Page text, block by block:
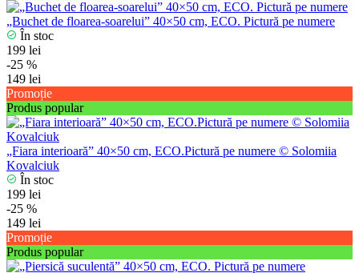
„Buchet de floarea-soarelui” 40×50 cm, ECO. Pictură pe numere
În stoc
199 lei
-25 %
149 lei
Promoție
Produs popular
„Fiara interioară” 40×50 cm, ECO.Pictură pe numere © Solomiia
Kovalciuk
În stoc
199 lei
-25 %
149 lei
Promoție
Produs popular